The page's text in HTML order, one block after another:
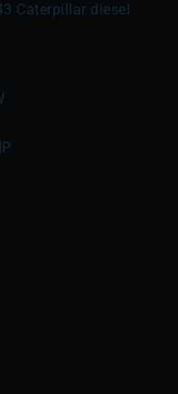
Caterpillar diesel